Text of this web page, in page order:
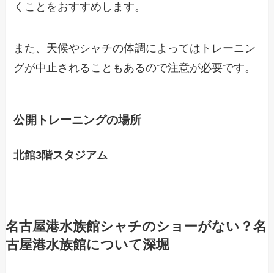
くことをおすすめします。
また、天候やシャチの体調によってはトレーニン
グが中止されることもあるので注意が必要です。
公開トレーニングの場所
北館3階スタジアム
名古屋港水族館シャチのショーがない？名
古屋港水族館について深堀